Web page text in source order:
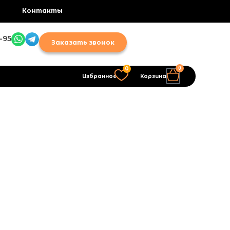
Контакты
95 Заказать звонок
Избранное
0
Корзина
0